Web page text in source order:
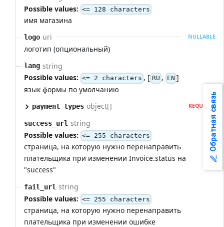
Possible values: <= 128 characters
имя магазина
logo uri NULLABLE
логотип (опциональный)
lang string
Possible values: <= 2 characters , [ RU , EN ]
язык формы по умолчанию
payment_types object[] REQUIRED
success_url string
Possible values: <= 255 characters
страница, на которую нужно перенаправить
плательщика при изменении Invoice.status на
"success"
fail_url string
Possible values: <= 255 characters
страница, на которую нужно перенаправить
плательщика при изменении ошибке
Обратная связь